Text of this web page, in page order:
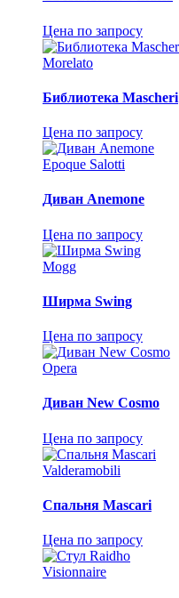
Цена по запросу
Morelato
Библиотека Mascheri
Цена по запросу
Epoque Salotti
Диван Anemone
Цена по запросу
Mogg
Ширма Swing
Цена по запросу
Opera
Диван New Cosmo
Цена по запросу
Valderamobili
Спальня Mascari
Цена по запросу
Visionnaire